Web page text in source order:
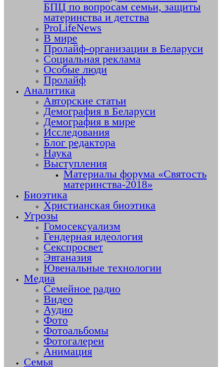
БПЦ по вопросам семьи, защиты
материнства и детства
ProLifeNews
В мире
Пролайф-организации в Беларуси
Социальная реклама
Особые люди
Пролайф
Аналитика
Авторские статьи
Демография в Беларуси
Демография в мире
Исследования
Блог редактора
Наука
Выступления
Материалы форума «Святость
материнства-2018»
Биоэтика
Христианская биоэтика
Угрозы
Гомосексуализм
Гендерная идеология
Секспросвет
Эвтаназия
Ювенальные технологии
Медиа
Семейное радио
Видео
Аудио
Фото
Фотоальбомы
Фотогалереи
Анимация
Семья